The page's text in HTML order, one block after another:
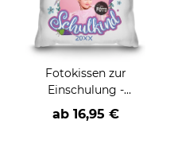
Fotokissen zur
Einschulung -
Schulkind rosa
Rahmen - mit Foto,
ab 16,95 €